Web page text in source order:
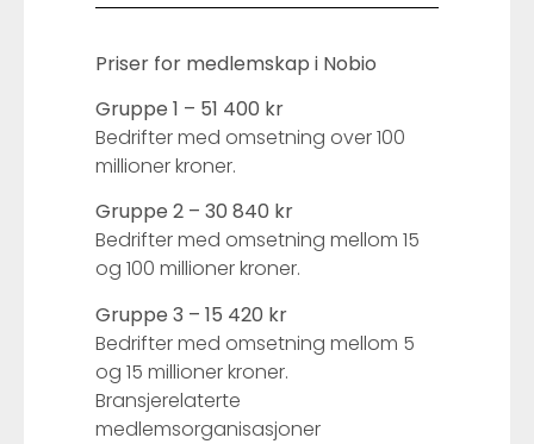
Priser for medlemskap i Nobio
Gruppe 1 – 51 400 kr
Bedrifter med omsetning over 100
millioner kroner.
Gruppe 2 – 30 840 kr
Bedrifter med omsetning mellom 15
og 100 millioner kroner.
Gruppe 3 – 15 420 kr
Bedrifter med omsetning mellom 5
og 15 millioner kroner.
Bransjerelaterte
medlemsorganisasjoner